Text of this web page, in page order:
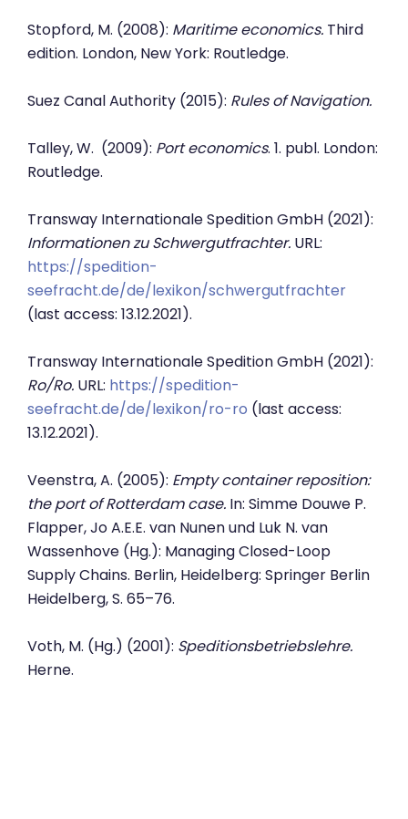
Stopford, M. (2008): Maritime economics. Third
edition. London, New York: Routledge.
Suez Canal Authority (2015): Rules of Navigation.
Talley, W. (2009): Port economics. 1. publ. London:
Routledge.
Transway Internationale Spedition GmbH (2021):
Informationen zu Schwergutfrachter. URL:
https://spedition-
seefracht.de/de/lexikon/schwergutfrachter
(last access: 13.12.2021).
Transway Internationale Spedition GmbH (2021):
Ro/Ro. URL: https://spedition-
seefracht.de/de/lexikon/ro-ro (last access:
13.12.2021).
Veenstra, A. (2005): Empty container reposition:
the port of Rotterdam case. In: Simme Douwe P.
Flapper, Jo A.E.E. van Nunen und Luk N. van
Wassenhove (Hg.): Managing Closed-Loop
Supply Chains. Berlin, Heidelberg: Springer Berlin
Heidelberg, S. 65–76.
Voth, M. (Hg.) (2001): Speditionsbetriebslehre.
Herne.